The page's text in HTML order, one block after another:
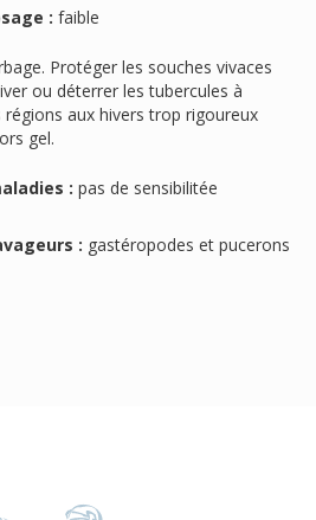
: faible
Protéger les souches vivaces
ou déterrer les tubercules à
aux hivers trop rigoureux
gel.
: pas de sensibilitée
: gastéropodes et pucerons